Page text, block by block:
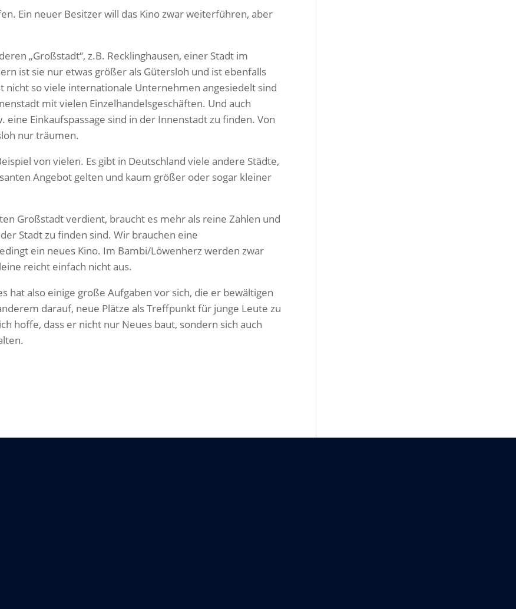
Ein neuer Besitzer will das Kino zwar weiterführen, aber
„Großstadt“, z.B. Recklinghausen, einer Stadt im
ist sie nur etwas größer als Gütersloh und ist ebenfalls
nicht so viele internationale Unternehmen angesiedelt sind
mit vielen Einzelhandelsgeschäften. Und auch
Einkaufspassage sind in der Innenstadt zu finden. Von
nur träumen.
von vielen. Es gibt in Deutschland viele andere Städte,
Angebot gelten und kaum größer oder sogar kleiner
Großstadt verdient, braucht es mehr als reine Zahlen und
Stadt zu finden sind. Wir brauchen eine
ein neues Kino. Im Bambi/Löwenherz werden zwar
reicht einfach nicht aus.
also einige große Aufgaben vor sich, die er bewältigen
darauf, neue Plätze als Treffpunkt für junge Leute zu
hoffe, dass er nicht nur Neues baut, sondern sich auch